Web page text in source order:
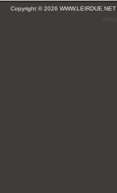
Copyright © 2026